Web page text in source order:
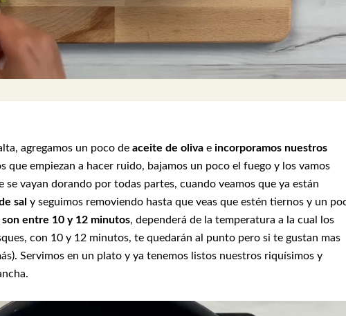
agregamos un poco de aceite de oliva e incorporamos nuestros
que empiezan a hacer ruido, bajamos un poco el fuego y los vamos
se vayan dorando por todas partes, cuando veamos que ya están
sal y seguimos removiendo hasta que veas que estén tiernos y un
entre 10 y 12 minutos, dependerá de la temperatura a la cual los
con 10 y 12 minutos, te quedarán al punto pero si te gustan mas
Servimos en un plato y ya tenemos listos nuestros riquísimos y